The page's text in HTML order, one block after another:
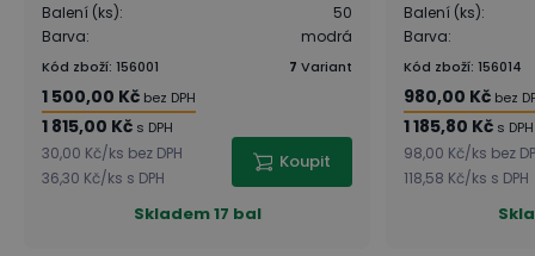
Balení (ks):
50
Barva: modrá
Kód zboží: 156001 7 Variant
1 500,00 Kč bez DPH
1 815,00 Kč s DPH
30,00 Kč/ks bez DPH
36,30 Kč/ks s DPH
Koupit
Skladem17 bal
Balení (ks):
Barva:
Kód zboží: 156014
980,00 Kč bez
1 185,80 Kč s DPH
98,00 Kč/ks bez
118,58 Kč/ks s DPH